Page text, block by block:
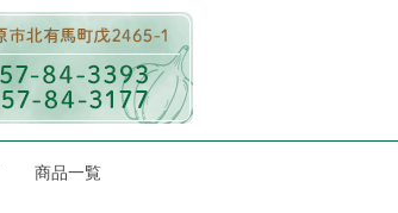
商品一覧